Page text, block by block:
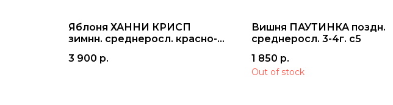
Яблоня ХАННИ КРИСП
зимнн. среднеросл. красно-
3 900 р.
Вишня ПАУТИНКА поздн.
среднеросл. 3-4г. с5
1 850 р.
Out of stock